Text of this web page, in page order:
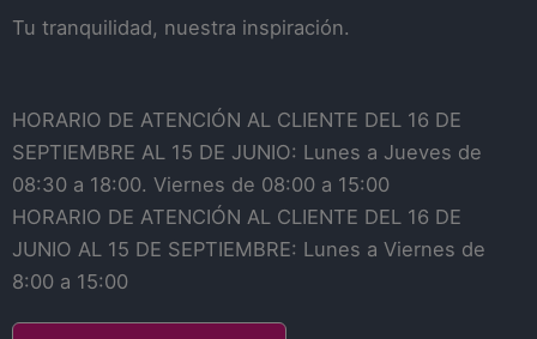
Tu tranquilidad, nuestra inspiración.
HORARIO DE ATENCIÓN AL CLIENTE DEL 16 DE
SEPTIEMBRE AL 15 DE JUNIO: Lunes a Jueves de
08:30 a 18:00. Viernes de 08:00 a 15:00
HORARIO DE ATENCIÓN AL CLIENTE DEL 16 DE
JUNIO AL 15 DE SEPTIEMBRE: Lunes a Viernes de
8:00 a 15:00